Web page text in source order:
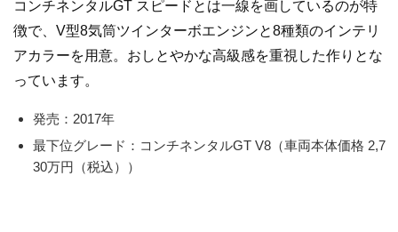
コンチネンタルGT スピードとは一線を画しているのが特
徴で、V型8気筒ツインターボエンジンと8種類のインテリ
アカラーを用意。おしとやかな高級感を重視した作りとな
っています。
発売：2017年
最下位グレード：コンチネンタルGT V8（車両本体価格 2,7
30万円（税込））